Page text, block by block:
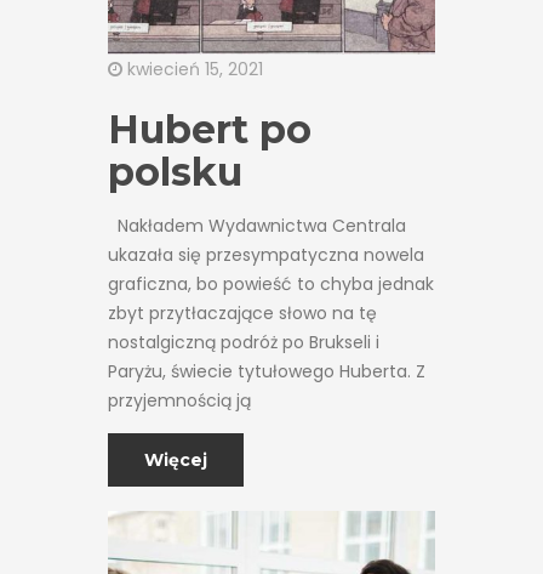
kwiecień 15, 2021
Hubert po
polsku
Nakładem Wydawnictwa Centrala
ukazała się przesympatyczna nowela
graficzna, bo powieść to chyba jednak
zbyt przytłaczające słowo na tę
nostalgiczną podróż po Brukseli i
Paryżu, świecie tytułowego Huberta. Z
przyjemnością ją
Więcej